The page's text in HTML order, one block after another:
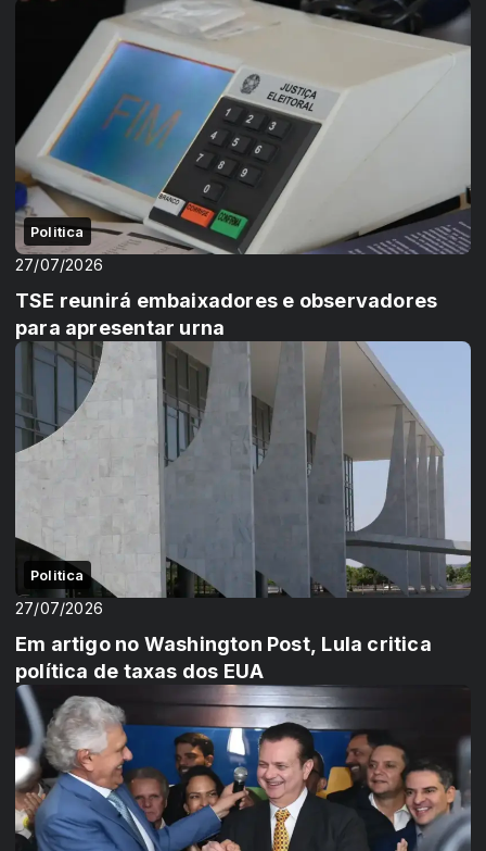
Politica
27/07/2026
TSE reunirá embaixadores e observadores
para apresentar urna
Politica
27/07/2026
Em artigo no Washington Post, Lula critica
política de taxas dos EUA